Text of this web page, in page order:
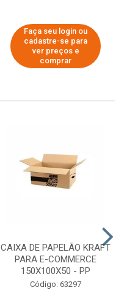
Faça seu login ou
cadastre-se para
ver preços e
comprar
CAIXA DE PAPELÃO KRAFT
PARA E-COMMERCE
150X100X50 - PP
Código: 63297